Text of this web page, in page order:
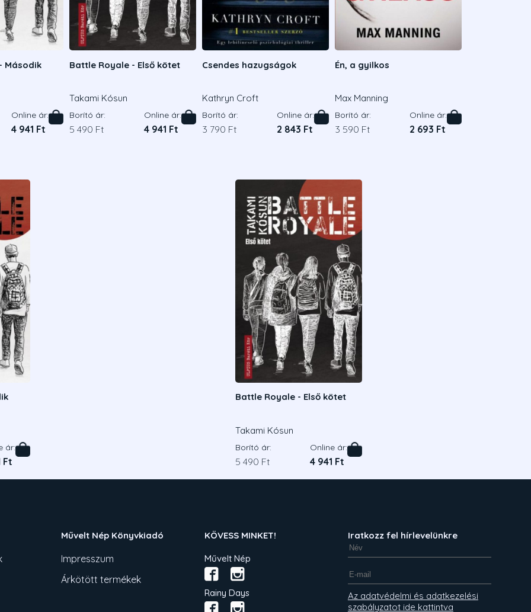
Második
Online ár:
4 941 Ft
Battle Royale - Első kötet
Takami Kósun
Borító ár:
5 490 Ft
Online ár:
4 941 Ft
Csendes hazugságok
Kathryn Croft
Borító ár:
3 790 Ft
Online ár:
2 843 Ft
Én, a gyilkos
Max Manning
Borító ár:
3 590 Ft
Online ár:
2 693 Ft
ár:
Ft
Battle Royale - Első kötet
Takami Kósun
Borító ár:
5 490 Ft
Online ár:
4 941 Ft
Művelt Nép Könyvkiadó
Impresszum
Árkötött termékek
KÖVESS MINKET!
Művelt Nép
Rainy Days
Iratkozz fel hírlevelünkre
Az adatvédelmi és adatkezelési
szabályzatot ide kattintva